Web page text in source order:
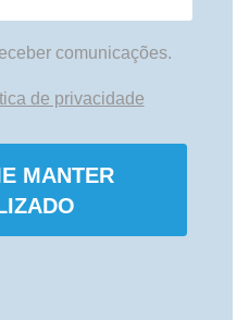
comunicações.
de privacidade
MANTER